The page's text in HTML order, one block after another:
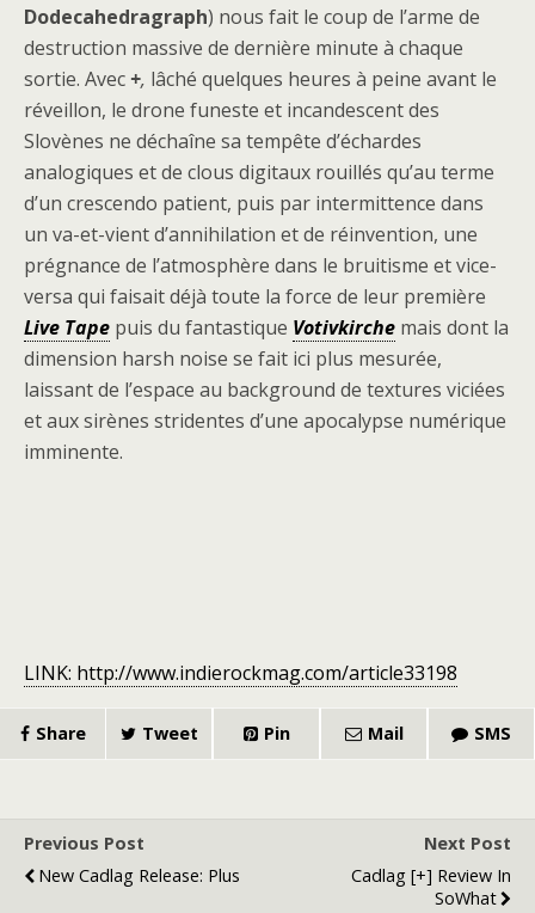
Dodecahedragraph) nous fait le coup de l’arme de
destruction massive de dernière minute à chaque
sortie. Avec+, lâché quelques heures à peine avant le
réveillon, le drone funeste et incandescent des
Slovènes ne déchaîne sa tempête d’échardes
analogiques et de clous digitaux rouillés qu’au terme
d’un crescendo patient, puis par intermittence dans
un va-et-vient d’annihilation et de réinvention, une
prégnance de l’atmosphère dans le bruitisme et vice-
versa qui faisait déjà toute la force de leur première
Live Tape puis du fantastique Votivkirche mais dont la
dimension harsh noise se fait ici plus mesurée,
laissant de l’espace au background de textures viciées
et aux sirènes stridentes d’une apocalypse numérique
imminente.
LINK: http://www.indierockmag.com/article33198
Share Tweet Pin Mail SMS
Previous Post
New Cadlag Release: Plus
Next Post
Cadlag [+] Review In
SoWhat